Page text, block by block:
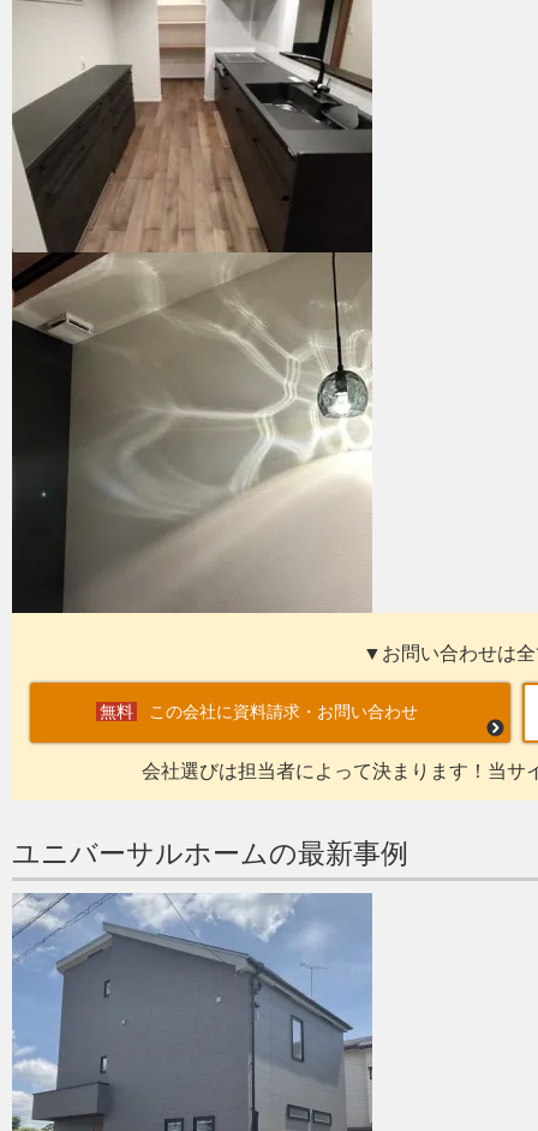
▼お問い合わせは
この会社に資料請求・お問い合わせ
会社選びは担当者によって決まります！当サ
ユニバーサルホームの最新事例